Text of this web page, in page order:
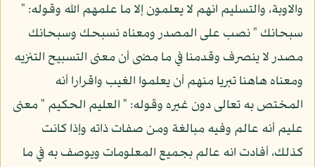
والاوبة، والتسليم انهم لا يعلمون إلا ما علمهم الله وقوله: "
سبحانك " نصب على المصدر ومعناه نسبحك وسبحانك
مصدر لا ينصرف وقدمنا في ما مضى أن معنى التسبيح التنزيه
ومعناه هاهنا تبريا منهم أن يعلموا الغيب واقرارا أنه
المختص به تعالى دون غيره وقوله: " العليم الحكيم " معنى
عليم أنه عالم وفيه مبالغة ومن صفات ذاته وإذا كانت
كذلك، أفادت انه عالم بجميع المعلومات ويوصف به في ما